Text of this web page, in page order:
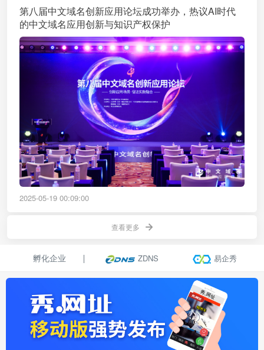
第八届中文域名创新应用论坛成功举办，热议AI时代
的中文域名应用创新与知识产权保护
2025-05-19 00:09:00
查看更多 
孵化企业 ZDNS 易企秀